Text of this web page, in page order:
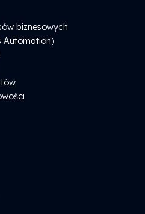
biznesowych
Automation)